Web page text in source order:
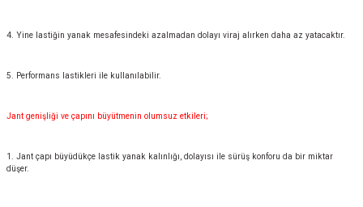
4. Yine lastiğin yanak mesafesindeki azalmadan dolayı viraj alırken daha az yatacaktır.
5. Performans lastikleri ile kullanılabilir.
Jant genişliği ve çapını büyütmenin olumsuz etkileri;
1. Jant çapı büyüdükçe lastik yanak kalınlığı, dolayısı ile sürüş konforu da bir miktar
düşer.